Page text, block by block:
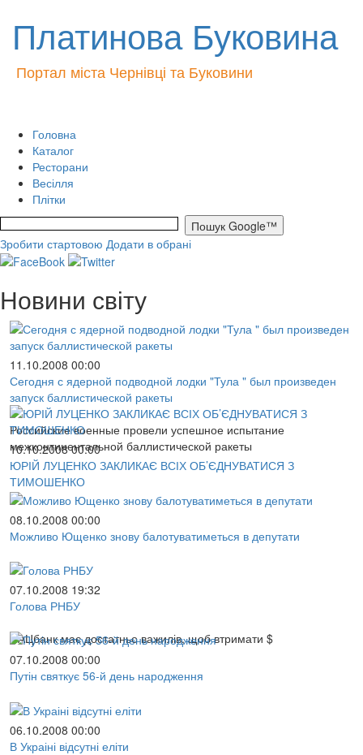
Платинова Буковина
Портал міста Чернівці та Буковини
Головна
Каталог
Ресторани
Весілля
Плітки
Зробити стартовою Додати в обрані
Новини світу
11.10.2008 00:00
Сегодня с ядерной подводной лодки "Тула " был произведен
запуск баллистической ракеты
Российские военные провели успешное испытание
межконтинентальной баллистической ракеты
10.10.2008 00:00
ЮРІЙ ЛУЦЕНКО ЗАКЛИКАЄ ВСІХ ОБ’ЄДНУВАТИСЯ З
ТИМОШЕНКО
08.10.2008 00:00
Можливо Ющенко знову балотуватиметься в депутати
07.10.2008 19:32
Голова РНБУ
НАЦбанк має достатньо важилів, щоб втримати $
07.10.2008 00:00
Путін святкує 56-й день народження
06.10.2008 00:00
В Украіні відсутні еліти